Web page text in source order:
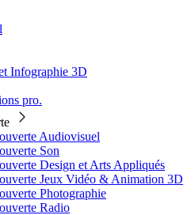
Infographie 3D
pro.
Audiovisuel
Son
Design et Arts Appliqués
Jeux Vidéo & Animation 3D
Photographie
Radio